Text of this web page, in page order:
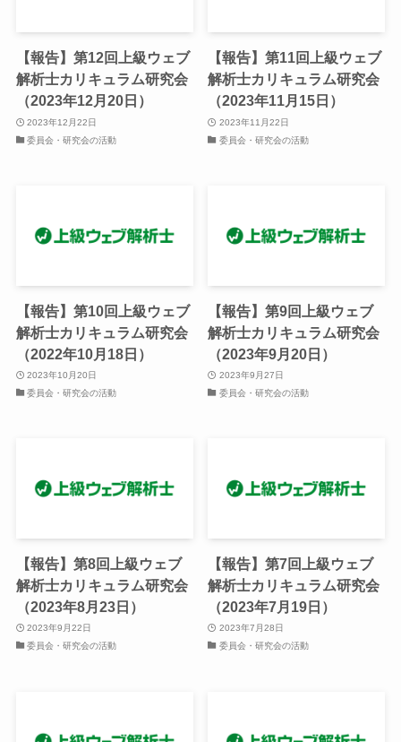
【報告】第12回上級ウェブ
解析士カリキュラム研究会
（2023年12月20日）
2023年12月22日
委員会・研究会の活動
【報告】第11回上級ウェブ
解析士カリキュラム研究会
（2023年11月15日）
2023年11月22日
委員会・研究会の活動
【報告】第10回上級ウェブ
解析士カリキュラム研究会
（2022年10月18日）
2023年10月20日
委員会・研究会の活動
【報告】第9回上級ウェブ
解析士カリキュラム研究会
（2023年9月20日）
2023年9月27日
委員会・研究会の活動
【報告】第8回上級ウェブ
解析士カリキュラム研究会
（2023年8月23日）
2023年9月22日
委員会・研究会の活動
【報告】第7回上級ウェブ
解析士カリキュラム研究会
（2023年7月19日）
2023年7月28日
委員会・研究会の活動